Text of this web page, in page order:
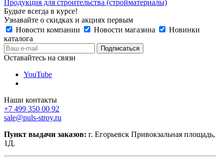
Продукция для строительства (стройматериалы)
Будьте всегда в курсе!
Узнавайте о скидках и акциях первым
Новости компании
Новости магазина
Новинки
каталога
Оставайтесь на связи
YouTube
Наши контакты
+7 499 350 00 92
sale@puls-stroy.ru
Пункт выдачи заказов: г. Егорьевск Привокзальная площадь,
1Д.